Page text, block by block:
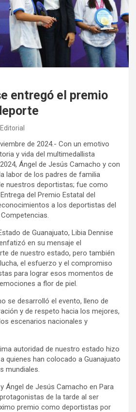
entregó el premio
Editorial
de 2024.- Con un emotivo
y vida del multimedallista
Ángel de Jesús Camacho y con
labor de los padres de familia
nuestros deportistas; fue como
del Premio Estatal del
a los deportistas del
de Guanajuato, Libia Dennise
en su mensaje el
de nuestro estado, pero también
el esfuerzo y el compromiso
para lograr esos momentos de
a flor de piel.
se desarrolló el evento, lleno de
y de respeto hacia los mejores,
escenarios nacionales y
autoridad de nuestro estado hizo
quienes han colocado a Guanajuato
mundiales.
Ángel de Jesús Camacho en Para
de la tarde al ser
premio como deportistas por